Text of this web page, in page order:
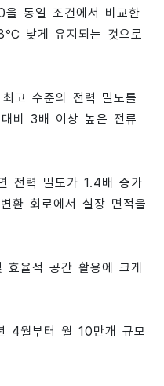
동일 조건에서 비교한
낮게 유지되는 것으로
고 수준의 전력 밀도를
비 3배 이상 높은 전류
전력 밀도가 1.4배 증가
환 회로에서 실장 면적을
율적 공간 활용에 크게
4월부터 월 10만개 규모